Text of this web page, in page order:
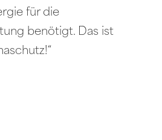
für die
benötigt. Das ist